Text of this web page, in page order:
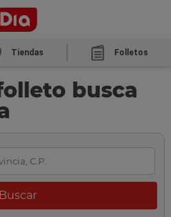
Tiendas Folletos
busca